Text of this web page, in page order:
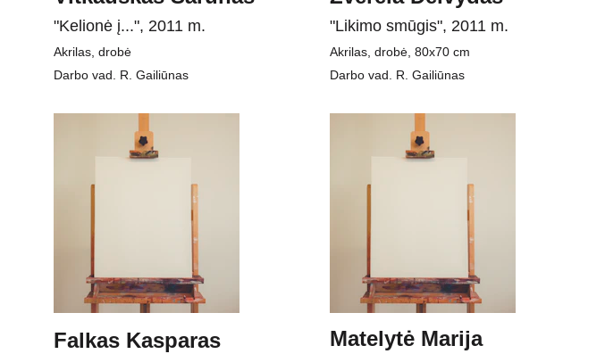
"Kelionė į...", 2011 m.
Akrilas, drobė
Darbo vad. R. Gailiūnas
"Likimo smūgis", 2011 m.
Akrilas, drobė, 80x70 cm
Darbo vad. R. Gailiūnas
Falkas Kasparas Matelytė Marija